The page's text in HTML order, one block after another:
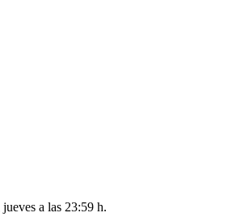
jueves a las 23:59 h.